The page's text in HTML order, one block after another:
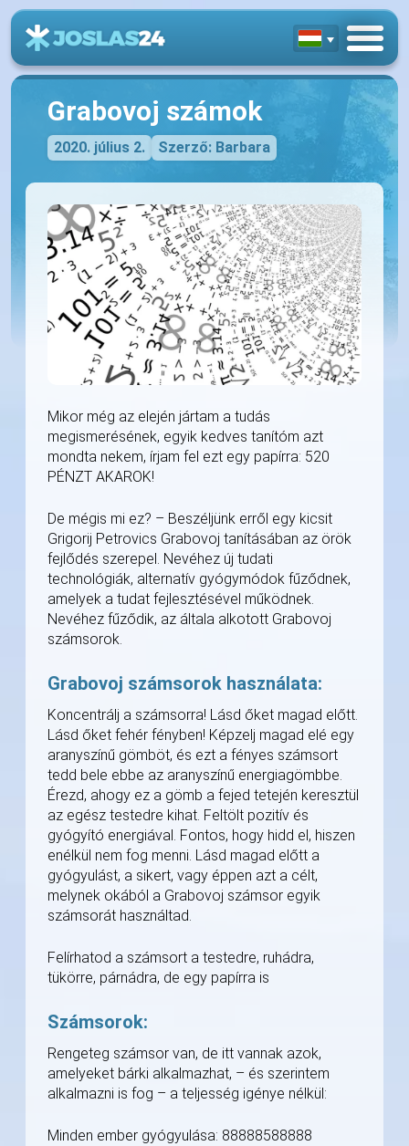
Grabovoj számok
2020. július 2. Szerző: Barbara
Mikor még az elején jártam a tudás
megismerésének, egyik kedves tanítóm azt
mondta nekem, írjam fel ezt egy papírra: 520
PÉNZT AKAROK!
De mégis mi ez? – Beszéljünk erről egy kicsit
Grigorij Petrovics Grabovoj tanításában az örök
fejlődés szerepel. Nevéhez új tudati
technológiák, alternatív gyógymódok fűződnek,
amelyek a tudat fejlesztésével működnek.
Nevéhez fűződik, az általa alkotott Grabovoj
számsorok.
Grabovoj számsorok használata:
Koncentrálj a számsorra! Lásd őket magad előtt.
Lásd őket fehér fényben! Képzelj magad elé egy
aranyszínű gömböt, és ezt a fényes számsort
tedd bele ebbe az aranyszínű energiagömbbe.
Érezd, ahogy ez a gömb a fejed tetején keresztül
az egész testedre kihat. Feltölt pozitív és
gyógyító energiával. Fontos, hogy hidd el, hiszen
enélkül nem fog menni. Lásd magad előtt a
gyógyulást, a sikert, vagy éppen azt a célt,
melynek okából a Grabovoj számsor egyik
számsorát használtad.
Felírhatod a számsort a testedre, ruhádra,
tükörre, párnádra, de egy papírra is
Számsorok:
Rengeteg számsor van, de itt vannak azok,
amelyeket bárki alkalmazhat, – és szerintem
alkalmazni is fog – a teljesség igénye nélkül:
Minden ember gyógyulása: 88888588888